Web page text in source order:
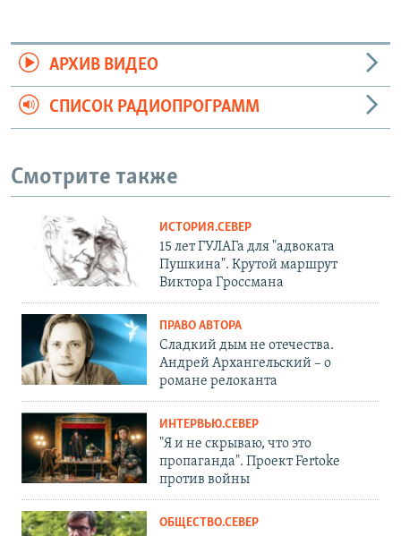
АРХИВ ВИДЕО
СПИСОК РАДИОПРОГРАММ
Смотрите также
ИСТОРИЯ.СЕВЕР
15 лет ГУЛАГа для "адвоката
Пушкина". Крутой маршрут
Виктора Гроссмана
ПРАВО АВТОРА
Сладкий дым не отечества.
Андрей Архангельский – о
романе релоканта
ИНТЕРВЬЮ.СЕВЕР
"Я и не скрываю, что это
пропаганда". Проект Fertoke
против войны
ОБЩЕСТВО.СЕВЕР